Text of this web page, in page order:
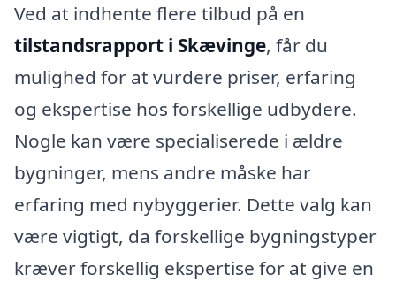
Ved at indhente flere tilbud på en
tilstandsrapport i Skævinge, får du
mulighed for at vurdere priser, erfaring
og ekspertise hos forskellige udbydere.
Nogle kan være specialiserede i ældre
bygninger, mens andre måske har
erfaring med nybyggerier. Dette valg kan
være vigtigt, da forskellige bygningstyper
kræver forskellig ekspertise for at give en